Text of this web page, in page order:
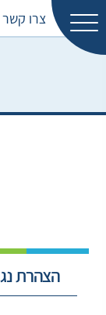
צרו קשר
הצהרת